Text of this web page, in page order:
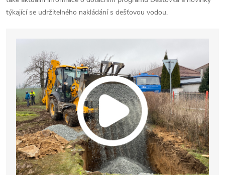
týkající se udržitelného nakládání s dešťovou vodou.